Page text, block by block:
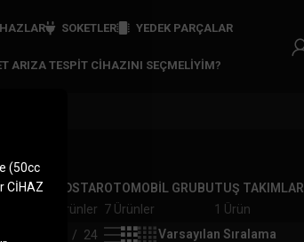
SOKETLER YEDEK PARÇALAR
ARIZA TESPIT CIHAZINI SEÇMELIYIM?
OBDSTAR
2 Ürünler
OTOMOBİL GRUBU
7 Ürünler
TUŞ TAKIMLARI
1 Ürün
24
(50cc
CİHAZ